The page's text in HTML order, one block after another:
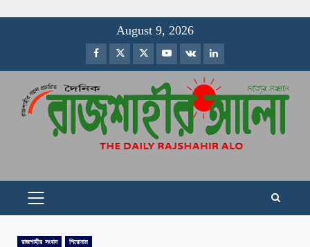
August 9, 2026
Facebook
TwitterInstagram
Youtube
VK LinkedIn
PRIMARY
রাজশাহীর সংবাদ শিরোনাম